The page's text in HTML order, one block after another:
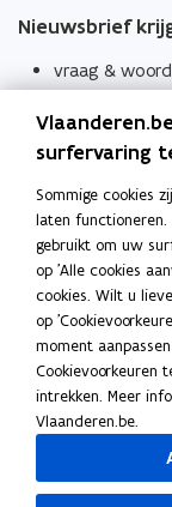
Nieuwsbrief
vraag &
Schrijf je in
Thema's
Taaladviezen
Spellingregels
Tips voor
Bekijk ook
Spellingtests
Boek- en
surfervaring
Sommige cookies
laten functioneren.
gebruikt om uw
op 'Alle cookies
cookies. Wilt u
op
moment
Cookievoorkeuren
intrekken. Meer
Vlaanderen.be.